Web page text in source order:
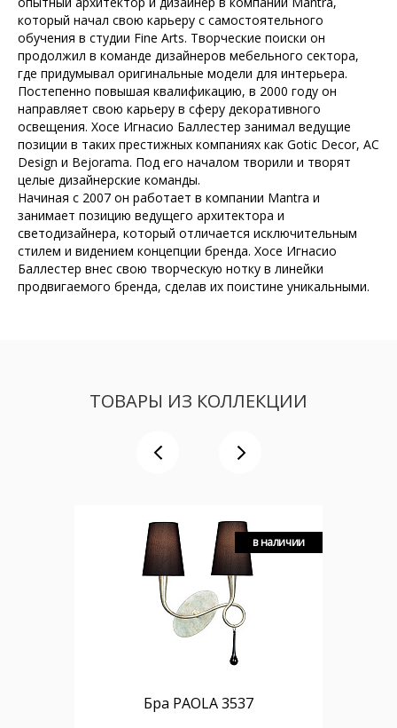
который начал свою карьеру с самостоятельного
обучения в студии Fine Arts. Творческие поиски он
продолжил в команде дизайнеров мебельного сектора,
где придумывал оригинальные модели для интерьера.
Постепенно повышая квалификацию, в 2000 году он
направляет свою карьеру в сферу декоративного
освещения. Хосе Игнасио Баллестер занимал ведущие
позиции в таких престижных компаниях как Gotic Decor, AC
Design и Bejorama. Под его началом творили и творят
целые дизайнерские команды.
Начиная с 2007 он работает в компании Mantra и
занимает позицию ведущего архитектора и
светодизайнера, который отличается исключительным
стилем и видением концепции бренда. Хосе Игнасио
Баллестер внес свою творческую нотку в линейки
продвигаемого бренда, сделав их поистине уникальными.
ТОВАРЫ ИЗ КОЛЛЕКЦИИ
в наличии
Бра PAOLA 3537